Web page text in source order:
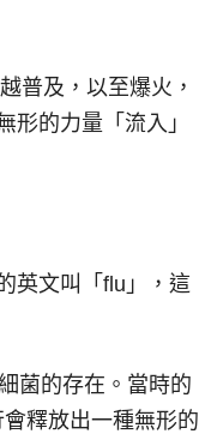
普及，以至爆火，
的力量「流入」
英文叫「flu」，這
菌的存在。當時的
釋放出一種無形的